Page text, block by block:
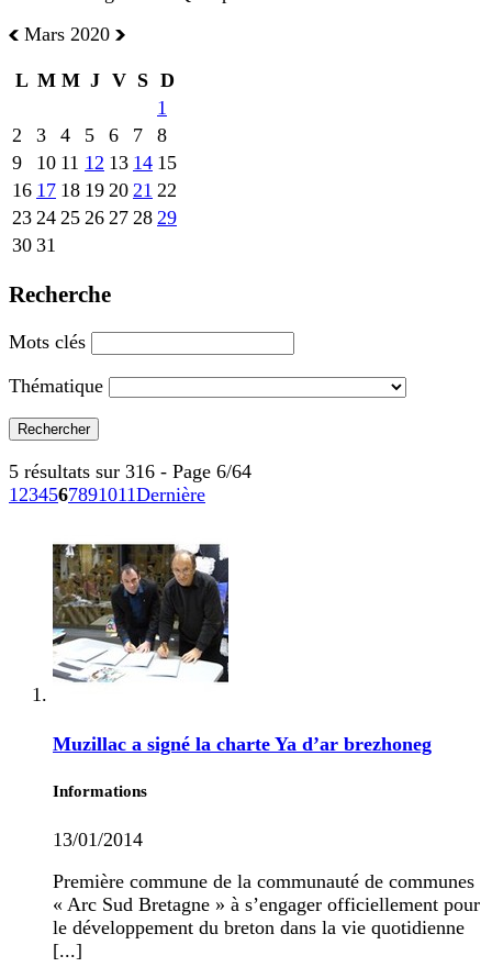
Mars 2020
L M M J V S D
1
2
3 4 5 6 7
8
9
10 11 12 13 14 15
16 17 18 19 20 21 22
23 24 25 26 27 28 29
30 31
Recherche
Mots clés
Thématique
5 résultats sur 316 - Page 6/64
1 234567891011Dernière
Muzillac a signé la charte Ya d’ar brezhoneg
Informations
13/01/2014
Première commune de la communauté de communes
« Arc Sud Bretagne » à s’engager officiellement pour
le développement du breton dans la vie quotidienne
[...]